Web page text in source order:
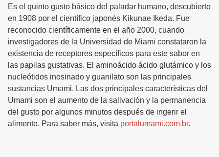
Es el quinto gusto básico del paladar humano, descubierto
en 1908 por el científico japonés Kikunae Ikeda. Fue
reconocido científicamente en el año 2000, cuando
investigadores de la Universidad de Miami constataron la
existencia de receptores específicos para este sabor en
las papilas gustativas. El aminoácido ácido glutámico y los
nucleótidos inosinado y guanilato son las principales
sustancias Umami. Las dos principales características del
Umami son el aumento de la salivación y la permanencia
del gusto por algunos minutos después de ingerir el
alimento. Para saber más, visita portalumami.com.br.